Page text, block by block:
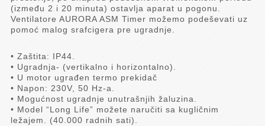
(između 2 i 20 minuta) ostavlja aparat u pogonu.
Ventilatore AURORA ASM Timer možemo podeševati uz
pomoć malog srafcigera pre ugradnje.
• Zaštita: IP44.
• Ugradnja- (vertikalno i horizontalno).
• U motor ugrađen termo prekidač
• Napon: 230V, 50 Hz-a.
• Mogućnost ugradnje unutrašnjih žaluzina.
• Model “Long Life” možete naručiti sa kugličnim
ležajem. (40.000 radnih sati).